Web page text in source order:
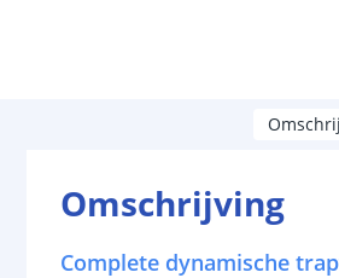
Omschrijving
Complete dynamische